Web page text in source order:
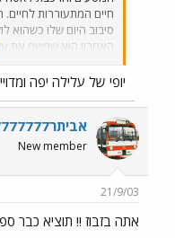
חיים המתעוררות
סיבוב היום שלו כשהוא
האחרון הוא שפשף את
שהייתה דומה מאוד
בחור לבוש גופיה אדומה
את שיערה ולחש לה
שהבחור לחש לה
בואנו נרתע לאחוריו
רץ אל הזוג וצרח:
גורסוז!" שניהם, פוטי
המזוקן וקראה
"ואת? במה את עובדת?
הנוער ואני עובד כאן!"
יופי של עלילה יפה
אביתר777777777777777
New member
21/9/03
אתה בזבוז !! תוציא כבר